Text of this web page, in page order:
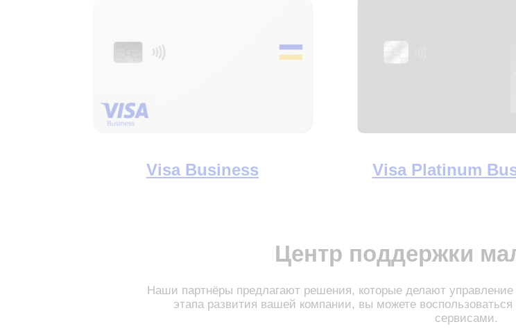
Visa Business Visa Platinum
Центр поддержки
Наши партнёры предлагают решения, которые делают
этапа развития вашей компании, вы можете
сервисами.